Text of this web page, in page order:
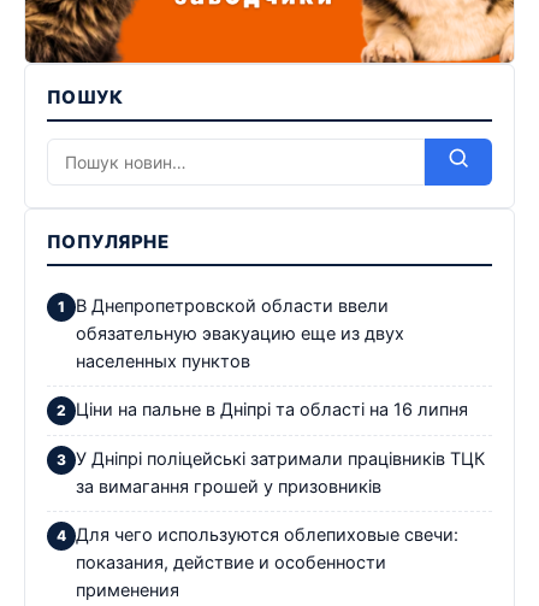
ПОШУК
ПОПУЛЯРНЕ
В Днепропетровской области ввели
обязательную эвакуацию еще из двух
населенных пунктов
Ціни на пальне в Дніпрі та області на 16 липня
У Дніпрі поліцейські затримали працівників ТЦК
за вимагання грошей у призовників
Для чего используются облепиховые свечи:
показания, действие и особенности
применения